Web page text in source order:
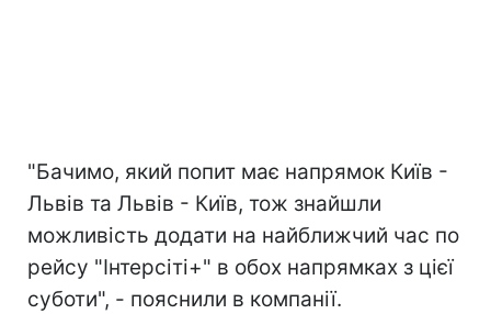
"Бачимо, який попит має напрямок Київ -
Львів та Львів - Київ, тож знайшли
можливість додати на найближчий час по
рейсу "Інтерсіті+" в обох напрямках з цієї
суботи", - пояснили в компанії.